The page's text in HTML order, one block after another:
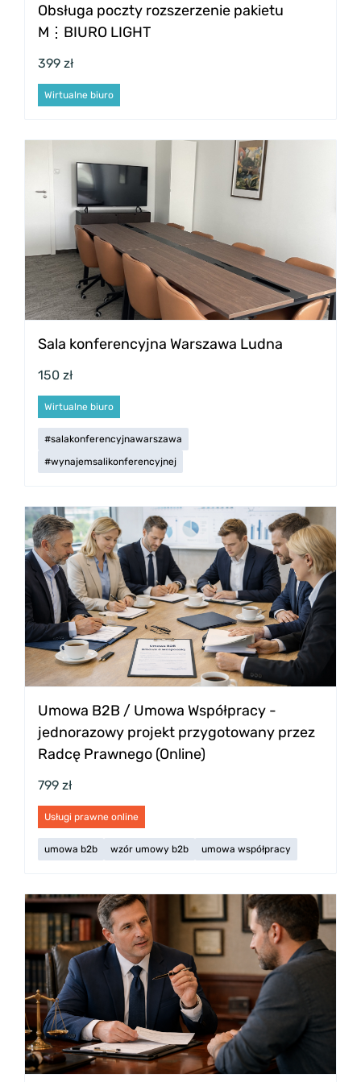
Obsługa poczty rozszerzenie pakietu
M⋮BIURO LIGHT
399 zł
Wirtualne biuro
Sala konferencyjna Warszawa Ludna
150 zł
Wirtualne biuro
#salakonferencyjnawarszawa
#wynajemsalikonferencyjnej
Umowa B2B / Umowa Współpracy -
jednorazowy projekt przygotowany przez
Radcę Prawnego (Online)
799 zł
Usługi prawne online
umowa b2b wzór umowy b2b umowa współpracy